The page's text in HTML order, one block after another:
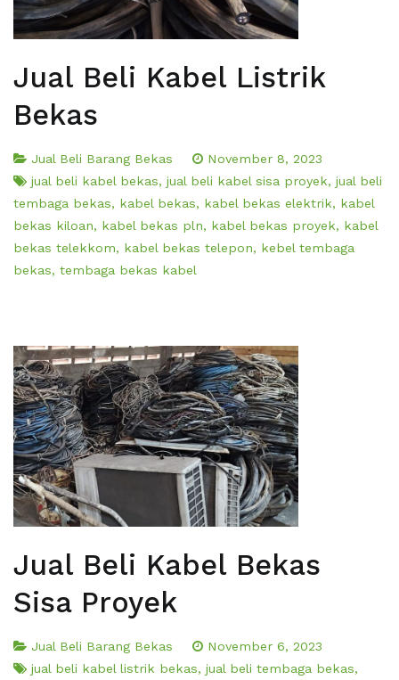
Jual Beli Kabel Listrik
Bekas
Jual Beli Barang Bekas
November 8, 2023
jual beli kabel bekas, jual beli kabel sisa proyek, jual beli
tembaga bekas, kabel bekas, kabel bekas elektrik, kabel
bekas kiloan, kabel bekas pln, kabel bekas proyek, kabel
bekas telekkom, kabel bekas telepon, kebel tembaga
bekas, tembaga bekas kabel
Jual Beli Kabel Bekas
Sisa Proyek
Jual Beli Barang Bekas
November 6, 2023
jual beli kabel listrik bekas, jual beli tembaga bekas,